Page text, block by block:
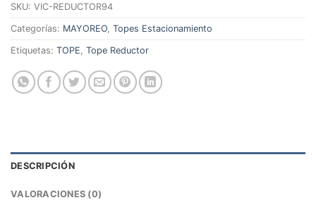
SKU: VIC-REDUCTOR94
Categorías: MAYOREO, Topes Estacionamiento
Etiquetas: TOPE, Tope Reductor
DESCRIPCIÓN
VALORACIONES (0)